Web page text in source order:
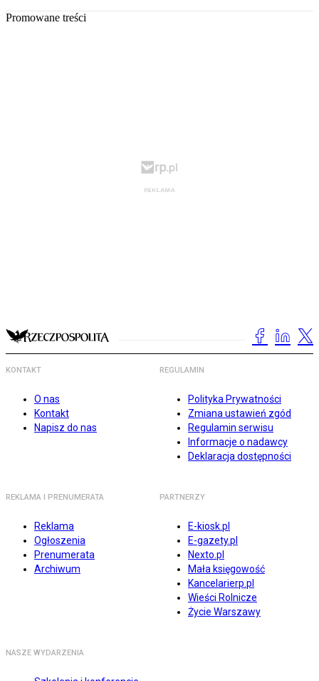
Promowane treści
KONTAKT
O nas
Kontakt
Napisz do nas
REGULAMIN
Polityka Prywatności
Zmiana ustawień zgód
Regulamin serwisu
Informacje o nadawcy
Deklaracja dostępności
REKLAMA I PRENUMERATA
Reklama
Ogłoszenia
Prenumerata
Archiwum
PARTNERZY
E-kiosk.pl
E-gazety.pl
Nexto.pl
Mała księgowość
Kancelarierp.pl
Wieści Rolnicze
Życie Warszawy
NASZE WYDARZENIA